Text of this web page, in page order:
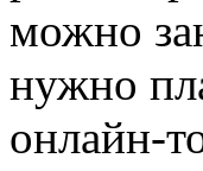
можно
нужно
онлайн-